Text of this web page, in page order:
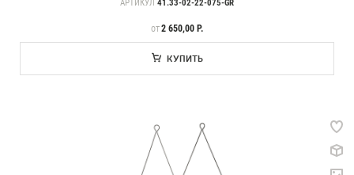
АРТИКУЛ 41.33-02-22-075-GR
ЦЕНА
ОТ2 650,00 Р.
КУПИТЬ